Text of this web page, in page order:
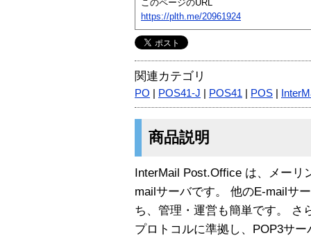
このページのURL
https://plth.me/20961924
関連カテゴリ
PO POS41-J POS41 POS
商品説明
InterMail Post.Office は、メーリ
mailサーバです。 他のE-mailサ
ち、管理・運営も簡単です。 さ
プロトコルに準拠し、POP3サ